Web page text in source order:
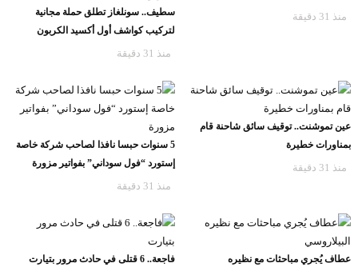
منذ 31 دقيقة
سطيف.. سونلغاز تطلق حملة مجانية
لتركيب كواشف أول أكسيد الكربون
منذ 31 دقيقة
عين تموشنت.. توقيف سائق شاحنة قام
بمناورات خطيرة
منذ 31 دقيقة
5 سنوات حبسا نافذا لصاحب شركة خاصة
إستورد “فول سوداني” بفواتير مزورة
منذ 31 دقيقة
عطاف يُجري مباحثات مع نظيره
فاجعة.. 6 قتلى في حادث مرور بتيارت